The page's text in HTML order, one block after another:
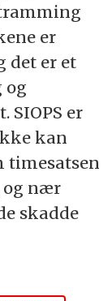
er
det er et
og
SIOPS er
kan
timesatsen
og nær
skadde